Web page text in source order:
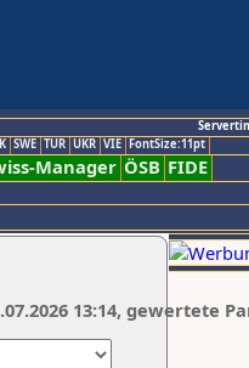
SWE TUR UKR VIE FontSize:11pt
Manager ÖSB FIDE
13:14, gewertete